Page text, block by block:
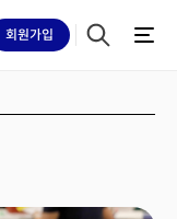
회원가입